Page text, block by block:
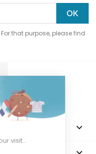
that purpose, please find

your visit...